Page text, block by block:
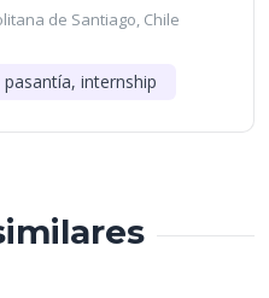
de Santiago, Chile
pasantía, internship